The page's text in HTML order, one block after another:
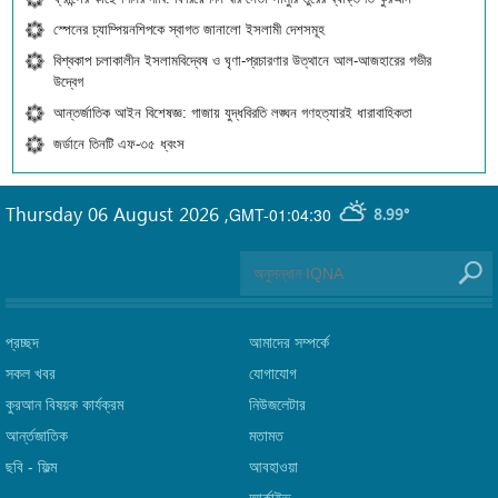
স্পেনের চ্যাম্পিয়নশিপকে স্বাগত জানালো ইসলামী দেশসমূহ
বিশ্বকাপ চলাকালীন ইসলামবিদ্বেষ ও ঘৃণা-প্রচারণার উত্থানে আল-আজহারের গভীর
উদ্বেগ
আন্তর্জাতিক আইন বিশেষজ্ঞ: গাজায় যুদ্ধবিরতি লঙ্ঘন গণহত্যারই ধারাবাহিকতা
জর্ডানে তিনটি এফ-৩৫ ধ্বংস
GMT-01:04:30 8.99°
Thursday 06 August 2026 ,
প্রচ্ছদ
সকল খবর
কুরআন বিষয়ক কার্যক্রম
আর্ন্তজাতিক
ছবি‎ - ফিল্ম
আমাদের সম্পর্কে
যোগাযোগ
নিউজলেটার
মতামত
আবহাওয়া